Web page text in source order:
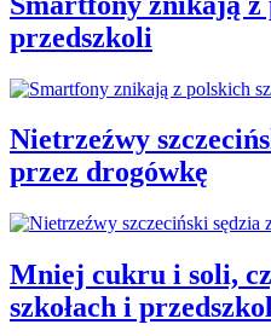
przedszkoli
Nietrzeźwy
przez drogówkę
Mniej cukru i soli,
szkołach i